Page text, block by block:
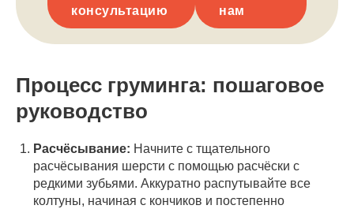
консультацию
нам
Процесс груминга: пошаговое
руководство
Расчёсывание: Начните с тщательного
расчёсывания шерсти с помощью расчёски с
редкими зубьями. Аккуратно распутывайте все
колтуны, начиная с кончиков и постепенно